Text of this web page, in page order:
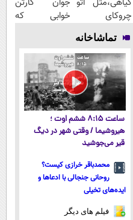
چروکای
پوستتوصاف
میکنه!50%تخفیف
خوابی که
تماشاخانه
ساعت ۸:۱۵ ششم اوت ؛
هیروشیما / وقتی شهر در دیگ
قیر می‌جوشید
محمدباقر خرازی کیست؟
روحانی جنجالی با ادعاها و
ایده‌های تخیلی
فیلم های دیگر